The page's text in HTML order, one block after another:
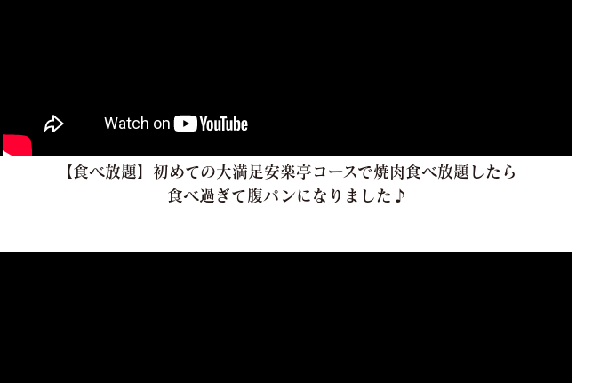
【食べ放題】初めての大満足安楽亭コースで焼肉食べ放題したら
食べ過ぎて腹パンになりました♪